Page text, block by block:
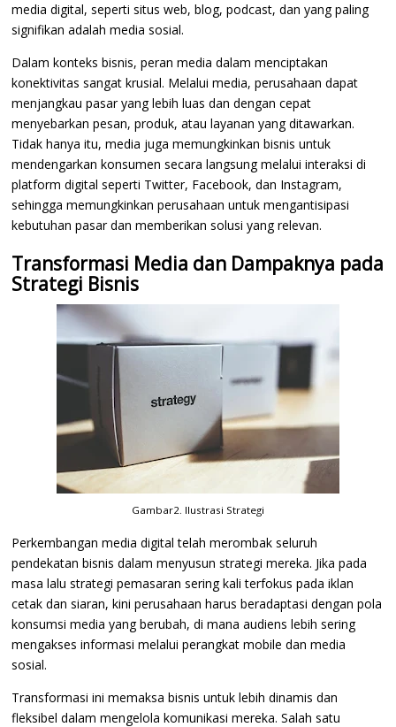
media digital, seperti situs web, blog, podcast, dan yang paling
signifikan adalah media sosial.
Dalam konteks bisnis, peran media dalam menciptakan
konektivitas sangat krusial. Melalui media, perusahaan dapat
menjangkau pasar yang lebih luas dan dengan cepat
menyebarkan pesan, produk, atau layanan yang ditawarkan.
Tidak hanya itu, media juga memungkinkan bisnis untuk
mendengarkan konsumen secara langsung melalui interaksi di
platform digital seperti Twitter, Facebook, dan Instagram,
sehingga memungkinkan perusahaan untuk mengantisipasi
kebutuhan pasar dan memberikan solusi yang relevan.
Transformasi Media dan Dampaknya pada
Strategi Bisnis
Gambar2. Ilustrasi Strategi
Perkembangan media digital telah merombak seluruh
pendekatan bisnis dalam menyusun strategi mereka. Jika pada
masa lalu strategi pemasaran sering kali terfokus pada iklan
cetak dan siaran, kini perusahaan harus beradaptasi dengan pola
konsumsi media yang berubah, di mana audiens lebih sering
mengakses informasi melalui perangkat mobile dan media
sosial.
Transformasi ini memaksa bisnis untuk lebih dinamis dan
fleksibel dalam mengelola komunikasi mereka. Salah satu